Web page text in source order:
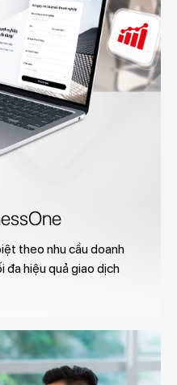
theo nhu cầu doanh
đa hiệu quả giao dịch